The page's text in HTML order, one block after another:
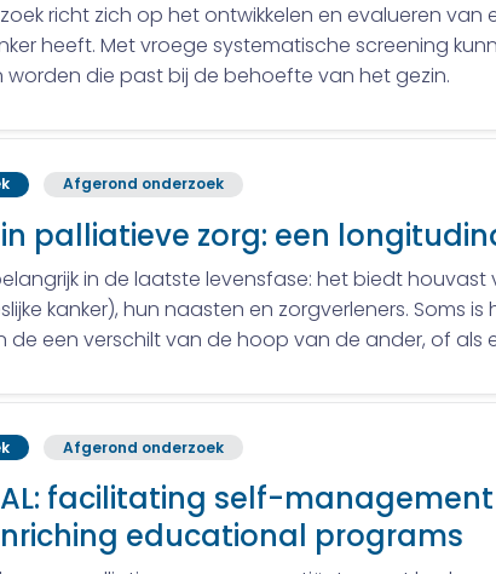
richt zich op het ontwikkelen en evalueren
heeft. Met vroege systematische screening
die past bij de behoefte van het gezin.
Afgerond onderzoek
palliatieve zorg: een
in de laatste levensfase: het biedt
kanker), hun naasten en zorgverleners.
de een verschilt van de hoop van de ander, of als
Afgerond onderzoek
facilitating self-
educational programs